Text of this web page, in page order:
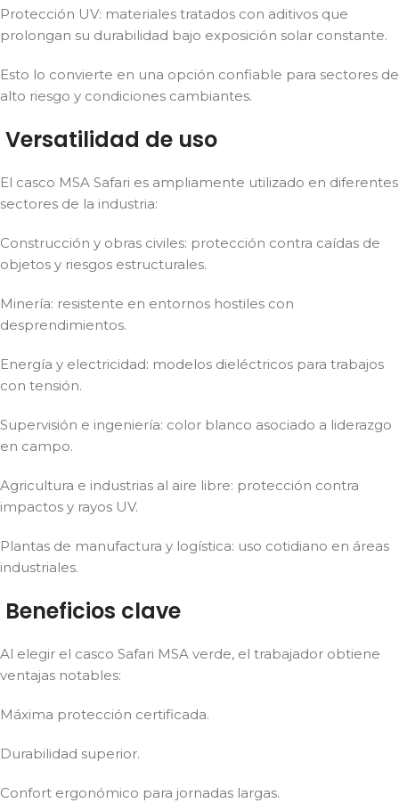
Protección UV: materiales tratados con aditivos que
prolongan su durabilidad bajo exposición solar constante.
Esto lo convierte en una opción confiable para sectores de
alto riesgo y condiciones cambiantes.
Versatilidad de uso
El casco MSA Safari es ampliamente utilizado en diferentes
sectores de la industria:
Construcción y obras civiles: protección contra caídas de
objetos y riesgos estructurales.
Minería: resistente en entornos hostiles con
desprendimientos.
Energía y electricidad: modelos dieléctricos para trabajos
con tensión.
Supervisión e ingeniería: color blanco asociado a liderazgo
en campo.
Agricultura e industrias al aire libre: protección contra
impactos y rayos UV.
Plantas de manufactura y logística: uso cotidiano en áreas
industriales.
Beneficios clave
Al elegir el casco Safari MSA verde, el trabajador obtiene
ventajas notables:
Máxima protección certificada.
Durabilidad superior.
Confort ergonómico para jornadas largas.